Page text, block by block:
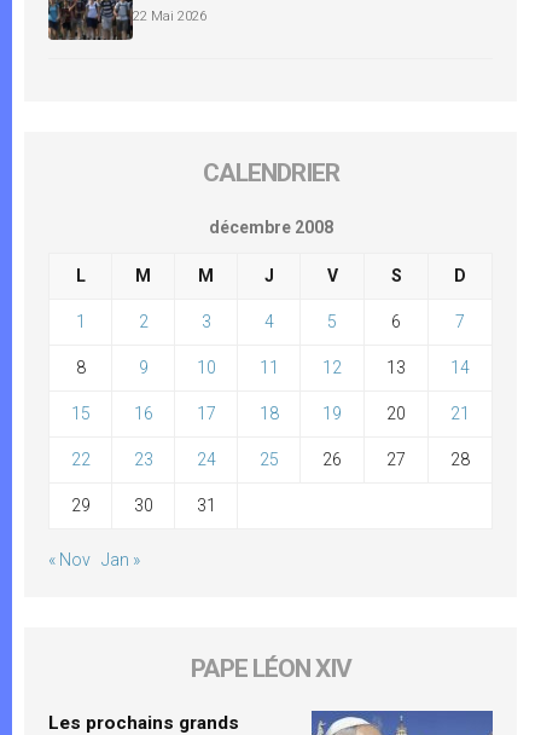
22 Mai 2026
CALENDRIER
décembre 2008
L M M J V S D
1 2 3 4 5 6 7
8 9 10 11 12 13 14
15 16 17 18 19 20 21
22 23 24 25 26 27 28
29 30 31
« Nov Jan »
PAPE LÉON XIV
Les prochains grands